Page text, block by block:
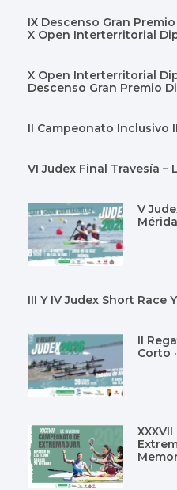
IX Descenso Gran
X Open Interterritorial
X Open Interterritorial
Descenso Gran Premio
II Campeonato Inclusivo
VI Judex Final Travesía –
V
Mérida
III Y IV Judex Short Race
II
Corto